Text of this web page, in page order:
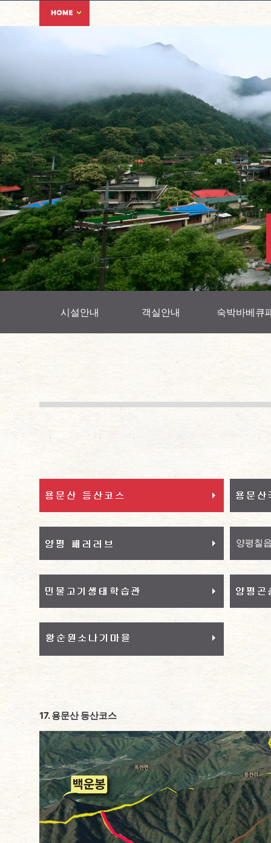
용문산리조트펜션 - 양
양평펜션,양평워크샵펜션,양
용문산 등산코스 : 관광 레저 : 용
Home > 용문산 등산코스 : 관광 레저 : 용문산리조트펜션
객실배치도
종합예약안내
세미나실
양평주변관광지 체험안내
운동장/족구장
공지사항
시설안내 객실안내 숙박바베큐
양평칠
17. 용문산 등산코스